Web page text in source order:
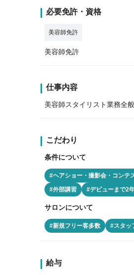
必要免許・資格
美容師免許
美容師免許
仕事内容
美容師スタイリスト業務全
こだわり
条件について
#ヘアショー・撮影会・コンテ
#外部講習
#デビューまで2
サロンについて
#新規フリー客多数 #スタッ
給与